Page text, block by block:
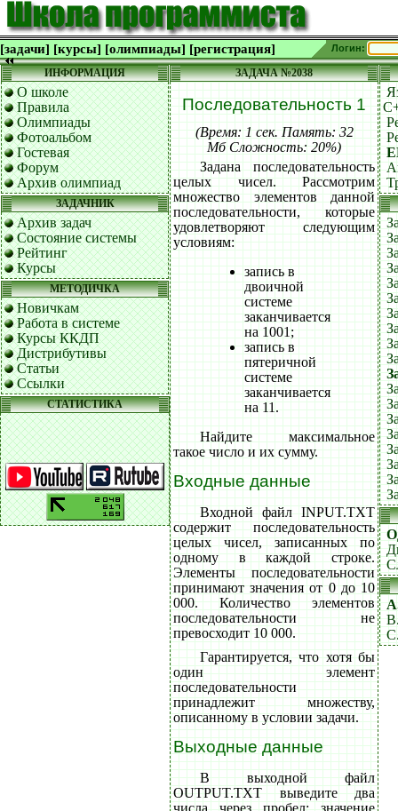
[задачи] [курсы] [олимпиады] [регистрация] Логин:
ИНФОРМАЦИЯ
О школе
Правила
Олимпиады
Фотоальбом
Гостевая
Форум
Архив олимпиад
ЗАДАЧНИК
Архив задач
Состояние системы
Рейтинг
Курсы
МЕТОДИЧКА
Новичкам
Работа в системе
Курсы ККДП
Дистрибутивы
Статьи
Ссылки
СТАТИСТИКА
ЗАДАЧА №2038
Последовательность 1
(Время: 1 сек. Память: 32
Мб Сложность: 20%)
Задана последовательность
целых чисел. Рассмотрим
множество элементов данной
последовательности, которые
удовлетворяют следующим
условиям:
запись в
двоичной
системе
заканчивается
на 1001;
запись в
пятеричной
системе
заканчивается
на 11.
Найдите максимальное
такое число и их сумму.
Входные данные
Входной файл INPUT.TXT
содержит последовательность
целых чисел, записанных по
одному в каждой строке.
Элементы последовательности
принимают значения от 0 до 10
000. Количество элементов
последовательности не
превосходит 10 000.
Гарантируется, что хотя бы
один элемент
последовательности
принадлежит множеству,
описанному в условии задачи.
Выходные данные
В выходной файл
OUTPUT.TXT выведите два
числа через пробел: значение